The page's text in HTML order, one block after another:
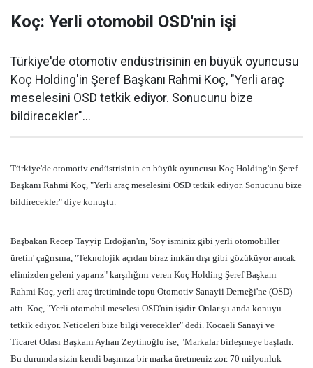
Koç: Yerli otomobil OSD'nin işi
Türkiye'de otomotiv endüstrisinin en büyük oyuncusu
Koç Holding'in Şeref Başkanı Rahmi Koç, "Yerli araç
meselesini OSD tetkik ediyor. Sonucunu bize
bildirecekler"...
Türkiye'de otomotiv endüstrisinin en büyük oyuncusu Koç Holding'in Şeref
Başkanı Rahmi Koç, "Yerli araç meselesini OSD tetkik ediyor. Sonucunu bize
bildirecekler" diye konuştu.
Başbakan Recep Tayyip Erdoğan'ın, 'Soy isminiz gibi yerli otomobiller
üretin' çağrısına, "Teknolojik açıdan biraz imkân dışı gibi gözüküyor ancak
elimizden geleni yaparız" karşılığını veren Koç Holding Şeref Başkanı
Rahmi Koç, yerli araç üretiminde topu Otomotiv Sanayii Derneği'ne (OSD)
attı. Koç, "Yerli otomobil meselesi OSD'nin işidir. Onlar şu anda konuyu
tetkik ediyor. Neticeleri bize bilgi verecekler" dedi. Kocaeli Sanayi ve
Ticaret Odası Başkanı Ayhan Zeytinoğlu ise, "Markalar birleşmeye başladı.
Bu durumda sizin kendi başınıza bir marka üretmeniz zor. 70 milyonluk